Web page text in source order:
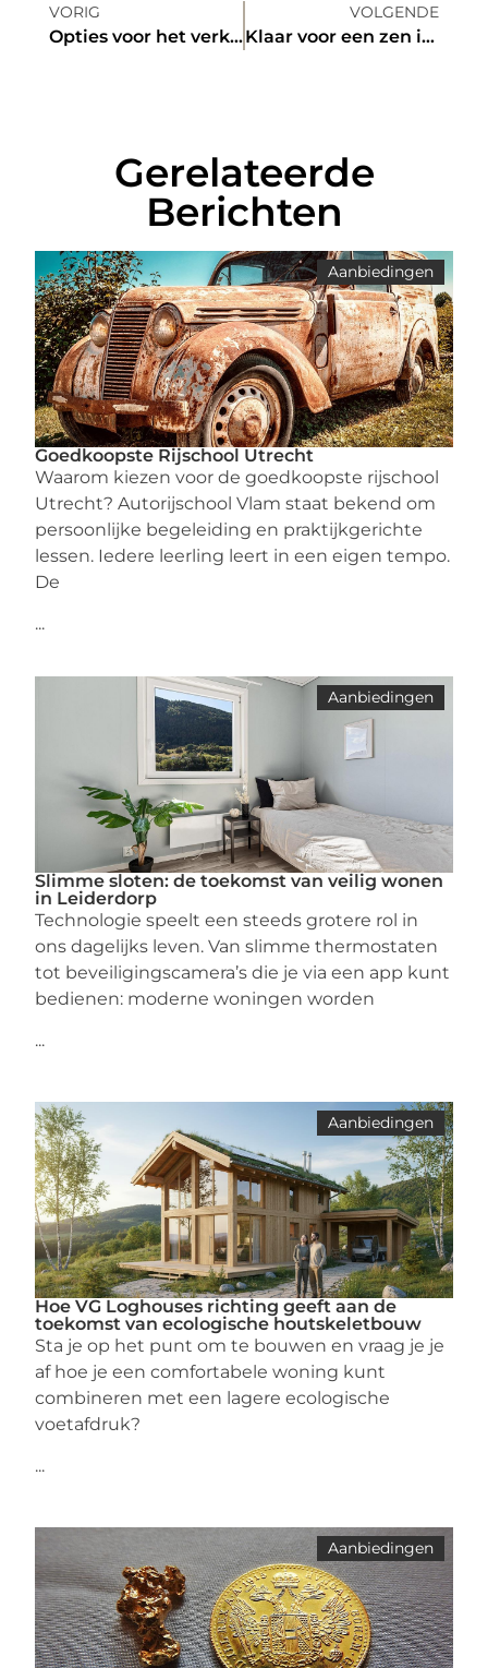
VORIG
Opties voor het verkopen van een verhuurde woning
VOLGENDE
Klaar voor een zen interieur? hier is wat je nodig hebt
Gerelateerde
Berichten
Aanbiedingen
Goedkoopste Rijschool Utrecht
Waarom kiezen voor de goedkoopste rijschool
Utrecht? Autorijschool Vlam staat bekend om
persoonlijke begeleiding en praktijkgerichte
lessen. Iedere leerling leert in een eigen tempo.
De
...
Aanbiedingen
Slimme sloten: de toekomst van veilig wonen
in Leiderdorp
Technologie speelt een steeds grotere rol in
ons dagelijks leven. Van slimme thermostaten
tot beveiligingscamera’s die je via een app kunt
bedienen: moderne woningen worden
...
Aanbiedingen
Hoe VG Loghouses richting geeft aan de
toekomst van ecologische houtskeletbouw
Sta je op het punt om te bouwen en vraag je je
af hoe je een comfortabele woning kunt
combineren met een lagere ecologische
voetafdruk?
...
Aanbiedingen